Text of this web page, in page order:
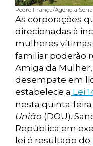
Pedro França/Agência
As corporações
direcionadas à
mulheres
familiar poderão
Amiga da
desempate em
estabelece a Lei
nesta quinta-feira
União (DOU).
República em
lei é resultado do